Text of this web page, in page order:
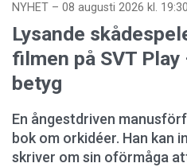
NYHET – 08 augusti 2026 kl. 19:30
Lysande
filmen på SVT Play
betyg
En ångestdriven
bok om orkidéer. Han kan
skriver om sin oförmåga